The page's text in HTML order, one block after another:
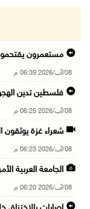
مستعمرون
08/آب/2026 06:39 م
فلسطين تدين
08/آب/2026 06:25 م
شعراء غزة يوثقون
08/آب/2026 06:23 م
الجامعة العربية
08/آب/2026 06:20 م